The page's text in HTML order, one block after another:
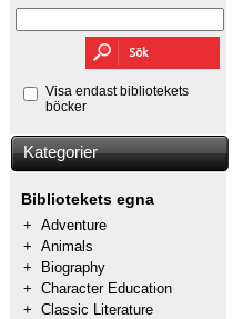
Visa endast bibliotekets
böcker
Kategorier
Bibliotekets egna
+ Adventure
+ Animals
+
Biography
+ Character Education
+ Classic Literature